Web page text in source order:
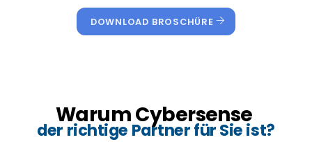
DOWNLOAD BROSCHÜRE
Warum Cybersense
der richtige Partner für Sie ist?